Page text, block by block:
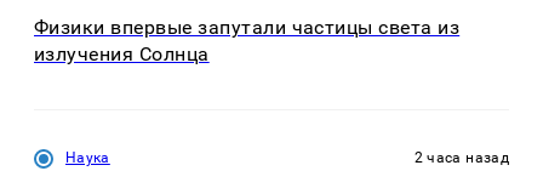
Физики впервые запутали частицы света из
излучения Солнца
Наука 2 часа назад